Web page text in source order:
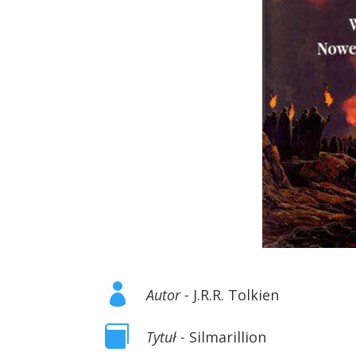
 Autor - J.R.R. Tolkien
 Tytuł - Silmarillion